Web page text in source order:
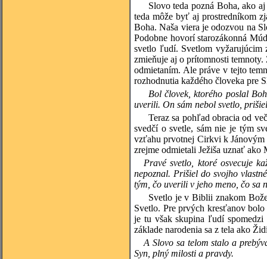
Slovo teda pozná Boha, ako
teda môže byť aj prostredníkom
Boha. Naša viera je odozvou na
Podobne hovorí starozákonná
svetlo ľudí. Svetlom vyžarujúcim
zmieňuje aj o prítomnosti
odmietaním. Ale práve v tejto
rozhodnutia každého človeka pre
Bol človek, ktorého poslal
uverili. On sám nebol svetlo,
Teraz sa pohľad obracia od
svedčí o svetle, sám nie je tým
vzťahu prvotnej Cirkvi k Jánovým
zrejme odmietali Ježiša uznať ako
Pravé svetlo, ktoré osvecuje
nepoznal. Prišiel do svojho
tým, čo uverili v jeho meno, čo sa
Svetlo je v Biblii znakom
Svetlo. Pre prvých kresťanov
je tu však skupina ľudí
základe narodenia sa z tela ako
A Slovo sa telom stalo a
Syn, plný milosti a pravdy.